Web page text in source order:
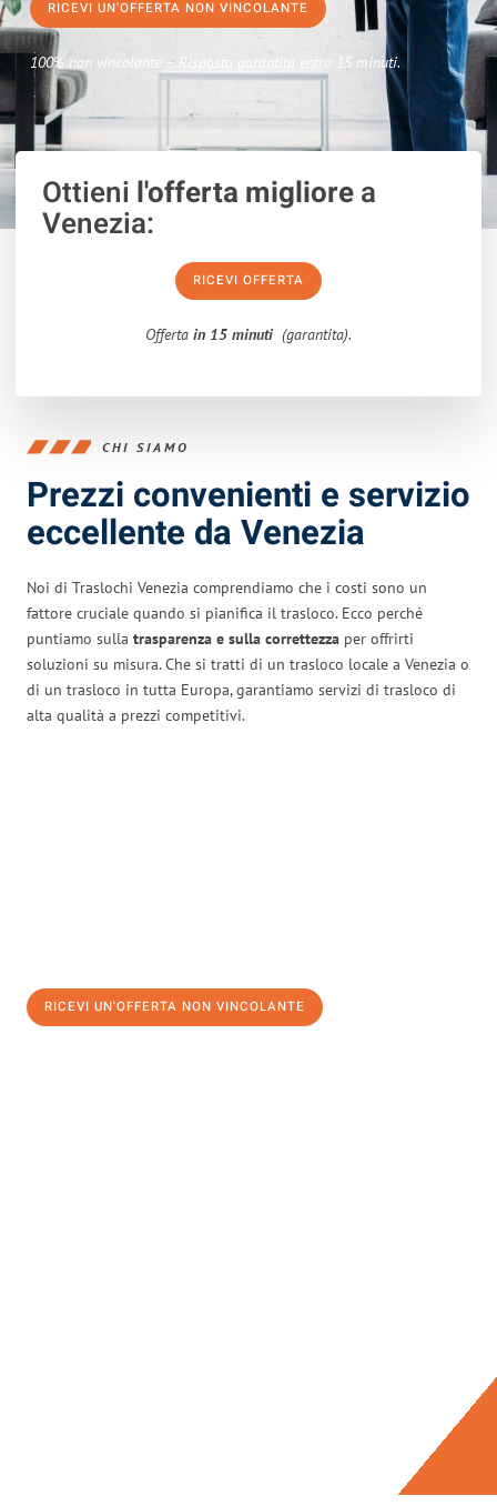
RICEVI UN'OFFERTA NON VINCOLANTE
100% non vincolante – Risposta garantita entro 15 minuti.
Ottieni l'offerta migliorea
Venezia:
RICEVI OFFERTA
Offerta in 15 minuti (garantita).
CHI SIAMO
Prezzi convenienti e servizio
eccellente da Venezia
Noi di Traslochi Venezia comprendiamo che i costi sono un
fattore cruciale quando si pianifica il trasloco. Ecco perché
puntiamo sulla trasparenza e sulla correttezza per offrirti
soluzioni su misura. Che si tratti di un trasloco locale a Venezia o
di un trasloco in tutta Europa, garantiamo servizi di trasloco di
alta qualità a prezzi competitivi.
RICEVI UN'OFFERTA NON VINCOLANTE